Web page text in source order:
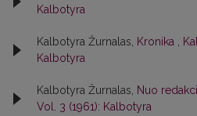
Kalbotyra
Kalbotyra Žurnalas, Kronika
Kalbotyra
Kalbotyra Žurnalas, Nuo
Vol. 3 (1961): Kalbotyra